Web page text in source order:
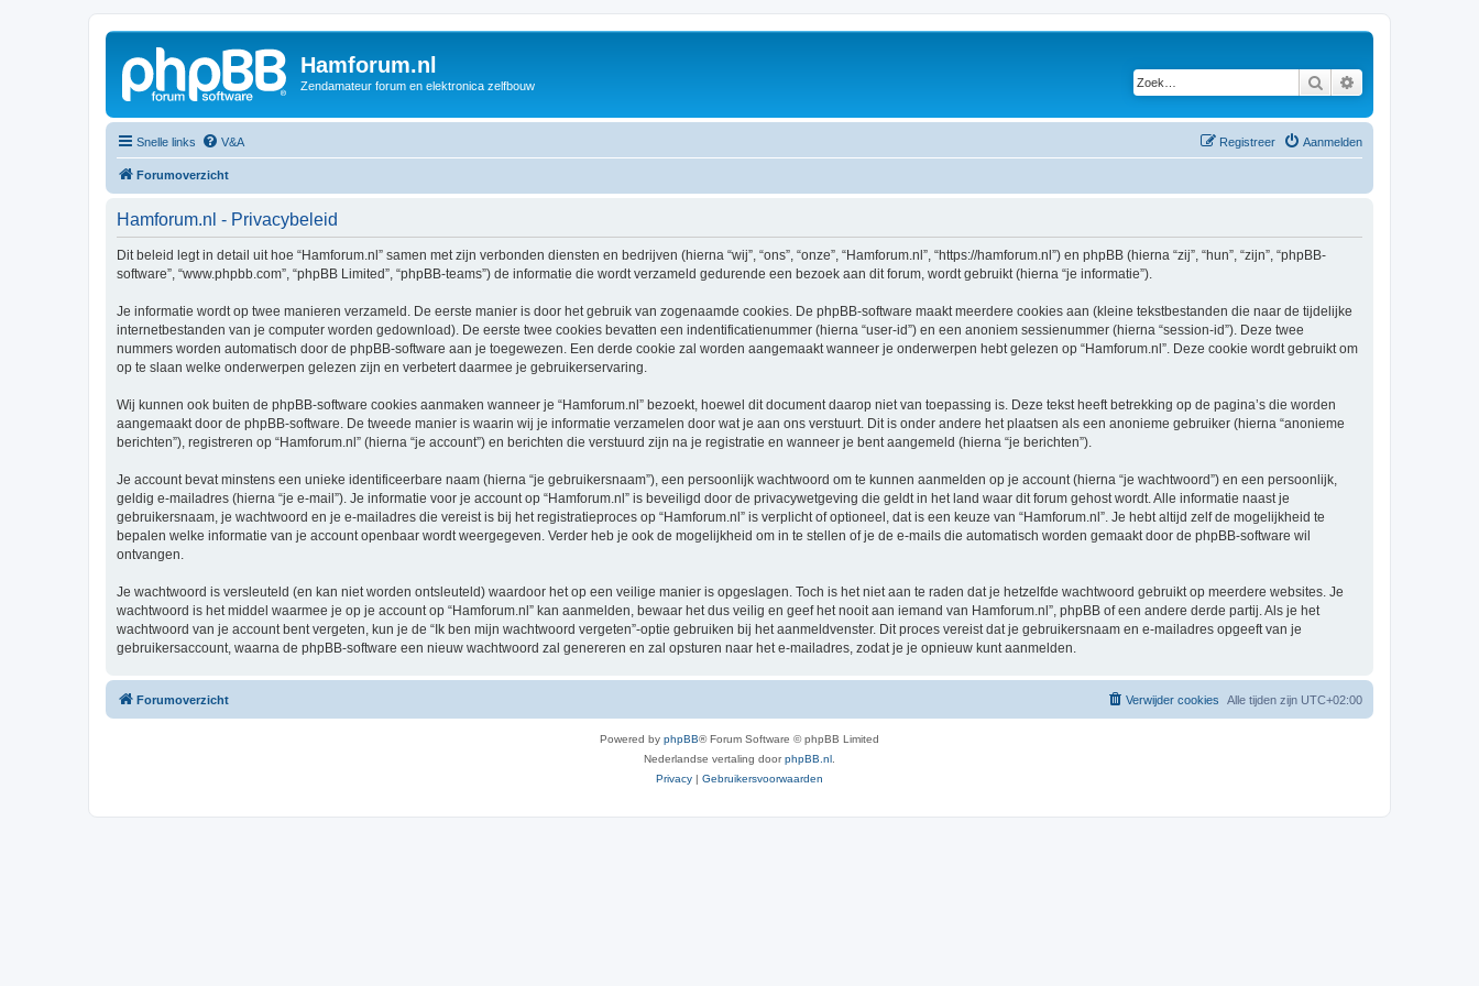
Hamforum.nl
Zendamateur forum en elektronica zelfbouw Zoek
Snelle links V&A Aanmelden
Registreer
Forumoverzicht
Hamforum.nl - Privacybeleid
Dit beleid legt in detail uit hoe “Hamforum.nl” samen met zijn verbonden diensten en bedrijven (hierna “wij”, “ons”, “onze”, “Hamforum.nl”, “https://hamforum.nl”) en phpBB (hierna “zij”, “hun”, “zijn”, “phpBB-
software”, “www.phpbb.com”, “phpBB Limited”, “phpBB-teams”) de informatie die wordt verzameld gedurende een bezoek aan dit forum, wordt gebruikt (hierna “je informatie”).
Je informatie wordt op twee manieren verzameld. De eerste manier is door het gebruik van zogenaamde cookies. De phpBB-software maakt meerdere cookies aan (kleine tekstbestanden die naar de tijdelijke
internetbestanden van je computer worden gedownload). De eerste twee cookies bevatten een indentificatienummer (hierna “user-id”) en een anoniem sessienummer (hierna “session-id”). Deze twee
nummers worden automatisch door de phpBB-software aan je toegewezen. Een derde cookie zal worden aangemaakt wanneer je onderwerpen hebt gelezen op “Hamforum.nl”. Deze cookie wordt gebruikt om
op te slaan welke onderwerpen gelezen zijn en verbetert daarmee je gebruikerservaring.
Wij kunnen ook buiten de phpBB-software cookies aanmaken wanneer je “Hamforum.nl” bezoekt, hoewel dit document daarop niet van toepassing is. Deze tekst heeft betrekking op de pagina’s die worden
aangemaakt door de phpBB-software. De tweede manier is waarin wij je informatie verzamelen door wat je aan ons verstuurt. Dit is onder andere het plaatsen als een anonieme gebruiker (hierna “anonieme
berichten”), registreren op “Hamforum.nl” (hierna “je account”) en berichten die verstuurd zijn na je registratie en wanneer je bent aangemeld (hierna “je berichten”).
Je account bevat minstens een unieke identificeerbare naam (hierna “je gebruikersnaam”), een persoonlijk wachtwoord om te kunnen aanmelden op je account (hierna “je wachtwoord”) en een persoonlijk,
geldig e-mailadres (hierna “je e-mail”). Je informatie voor je account op “Hamforum.nl” is beveiligd door de privacywetgeving die geldt in het land waar dit forum gehost wordt. Alle informatie naast je
gebruikersnaam, je wachtwoord en je e-mailadres die vereist is bij het registratieproces op “Hamforum.nl” is verplicht of optioneel, dat is een keuze van “Hamforum.nl”. Je hebt altijd zelf de mogelijkheid te
bepalen welke informatie van je account openbaar wordt weergegeven. Verder heb je ook de mogelijkheid om in te stellen of je de e-mails die automatisch worden gemaakt door de phpBB-software wil
ontvangen.
Je wachtwoord is versleuteld (en kan niet worden ontsleuteld) waardoor het op een veilige manier is opgeslagen. Toch is het niet aan te raden dat je hetzelfde wachtwoord gebruikt op meerdere websites. Je
wachtwoord is het middel waarmee je op je account op “Hamforum.nl” kan aanmelden, bewaar het dus veilig en geef het nooit aan iemand van Hamforum.nl”, phpBB of een andere derde partij. Als je het
wachtwoord van je account bent vergeten, kun je de “Ik ben mijn wachtwoord vergeten”-optie gebruiken bij het aanmeldvenster. Dit proces vereist dat je gebruikersnaam en e-mailadres opgeeft van je
gebruikersaccount, waarna de phpBB-software een nieuw wachtwoord zal genereren en zal opsturen naar het e-mailadres, zodat je je opnieuw kunt aanmelden.
Forumoverzicht Alle tijden zijn UTC+02:00
Verwijder cookies
Powered by phpBB® Forum Software © phpBB Limited
Nederlandse vertaling doorphpBB.nl
Privacy | Gebruikersvoorwaarden